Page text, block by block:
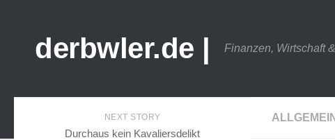
derbwler.de | Finanzen, Wirtschaft
ALLGEMEIN
NEXT STORY
Durchaus kein Kavaliersdelikt